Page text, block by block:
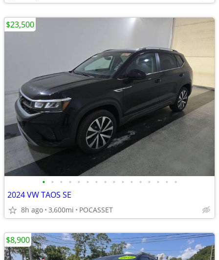
• • • • • • • • • • • • • • • •
2024 VW TAOS SE
8h ago 3,600mi POCASSET
$23,500
$8,900